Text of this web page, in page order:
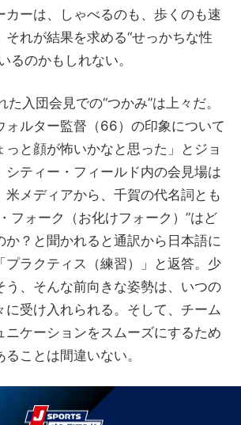
カーは、しゃべるのも、歩くのも速
それが結果を求める“せっかちな性
るのかもしれない。
た入団会見での“つかみ”は上々だ。
ォルター監督（66）の印象について
っと顔が怖いかなと思った」とジョ
シティー・フィールド内の会見場は
米メディアから、千賀の代名詞とも
フォーク（お化けフォーク）”はど
か？と聞かれると通訳から日本語に
プラクティス（練習）」と返答。少
う、そんな前向きな姿勢は、いつの
に受け入れられる。そして、チーム
ニケーションをスムーズにするため
ことは間違いない。